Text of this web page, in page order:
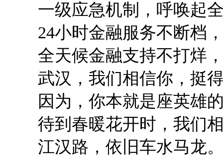
一级应急机制，呼唤起全
24小时金融服务不断档，
全天候金融支持不打烊，
武汉，我们相信你，挺
因为，你本就是座英雄
待到春暖花开时，我们
江汉路，依旧车水马龙。